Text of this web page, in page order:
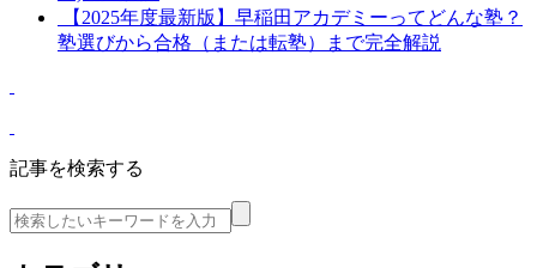
【2025年度最新版】早稲田アカデミーってどんな塾？
塾選びから合格（または転塾）まで完全解説
記事を検索する